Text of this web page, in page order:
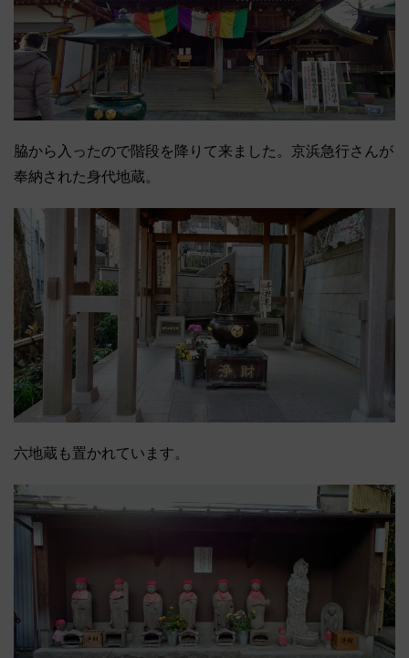
脇から入ったので階段を降りて来ました。京浜急行さんが
奉納された身代地蔵。
六地蔵も置かれています。